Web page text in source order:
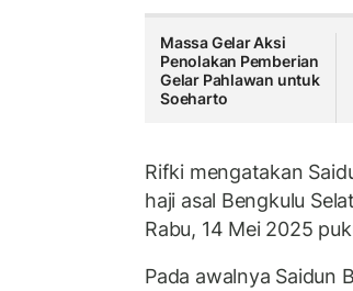
Massa Gelar Aksi
Penolakan Pemberian
Gelar Pahlawan untuk
Soeharto
Rifki mengatakan
haji asal Bengkulu
Rabu, 14 Mei 2025
Pada awalnya Saidun